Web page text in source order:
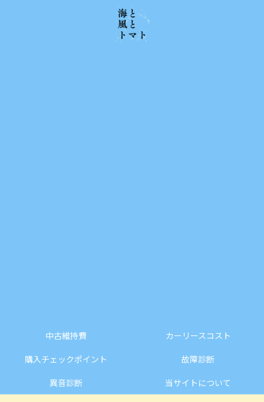
中古維持費
カーリースコスト
購入チェックポイント
故障診断
異音診断
当サイトについて